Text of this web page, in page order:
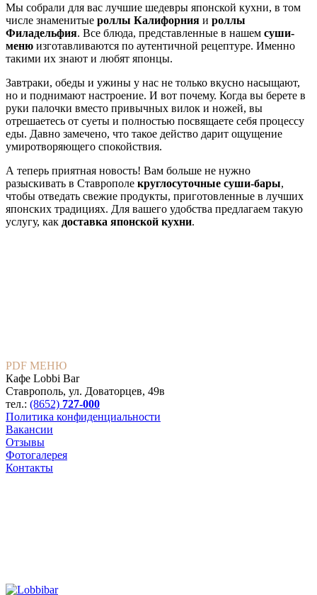
Мы собрали для вас лучшие шедевры японской кухни, в том
числе знаменитые роллы Калифорния и роллы
Филадельфия. Все блюда, представленные в нашем суши-
меню изготавливаются по аутентичной рецептуре. Именно
такими их знают и любят японцы.
Завтраки, обеды и ужины у нас не только вкусно насыщают,
но и поднимают настроение. И вот почему. Когда вы берете в
руки палочки вместо привычных вилок и ножей, вы
отрешаетесь от суеты и полностью посвящаете себя процессу
еды. Давно замечено, что такое действо дарит ощущение
умиротворяющего спокойствия.
А теперь приятная новость! Вам больше не нужно
разыскивать в Ставрополе круглосуточные суши-бары,
чтобы отведать свежие продукты, приготовленные в лучших
японских традициях. Для вашего удобства предлагаем такую
услугу, как доставка японской кухни.
PDF МЕНЮ
Кафе Lobbi Bar
Ставрополь, ул. Доваторцев, 49в
тел.: (8652) 727-000
Политика конфиденциальности
Вакансии
Отзывы
Фотогалерея
Контакты